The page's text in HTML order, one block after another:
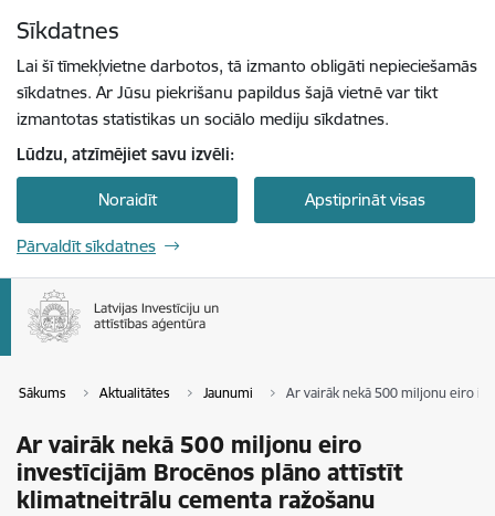
Sīkdatnes
Lai šī tīmekļvietne darbotos, tā izmanto obligāti nepieciešamās
sīkdatnes. Ar Jūsu piekrišanu papildus šajā vietnē var tikt
izmantotas statistikas un sociālo mediju sīkdatnes.
Lūdzu, atzīmējiet savu izvēli:
Noraidīt Apstiprināt visas
Pārvaldīt sīkdatnes
Sākums Aktualitātes Jaunumi Ar vairāk nekā 500 miljonu eiro
Ar vairāk nekā 500 miljonu eiro
investīcijām Brocēnos plāno attīstīt
klimatneitrālu cementa ražošanu